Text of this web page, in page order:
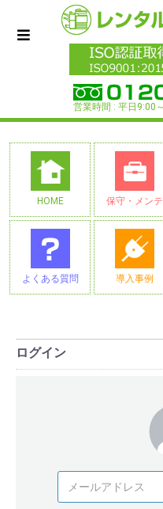
営業時間 : 平日9:00
HOME 保守・メンテ
よくある質問 導入事例
ログイン